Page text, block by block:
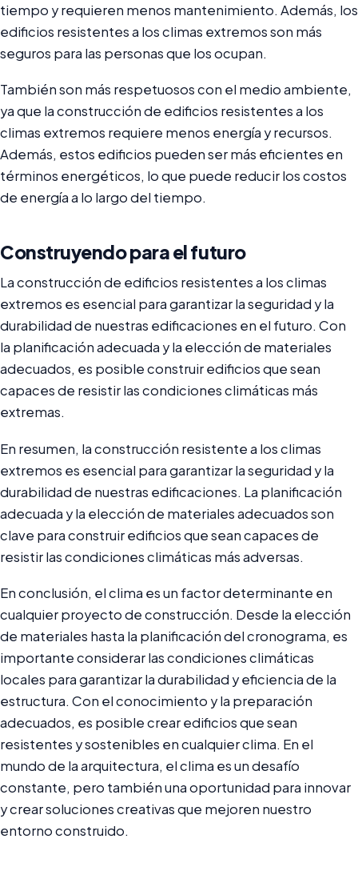
tiempo y requieren menos mantenimiento. Además, los
edificios resistentes a los climas extremos son más
seguros para las personas que los ocupan.
También son más respetuosos con el medio ambiente,
ya que la construcción de edificios resistentes a los
climas extremos requiere menos energía y recursos.
Además, estos edificios pueden ser más eficientes en
términos energéticos, lo que puede reducir los costos
de energía a lo largo del tiempo.
Construyendo para el futuro
La construcción de edificios resistentes a los climas
extremos es esencial para garantizar la seguridad y la
durabilidad de nuestras edificaciones en el futuro. Con
la planificación adecuada y la elección de materiales
adecuados, es posible construir edificios que sean
capaces de resistir las condiciones climáticas más
extremas.
En resumen, la construcción resistente a los climas
extremos es esencial para garantizar la seguridad y la
durabilidad de nuestras edificaciones. La planificación
adecuada y la elección de materiales adecuados son
clave para construir edificios que sean capaces de
resistir las condiciones climáticas más adversas.
En conclusión, el clima es un factor determinante en
cualquier proyecto de construcción. Desde la elección
de materiales hasta la planificación del cronograma, es
importante considerar las condiciones climáticas
locales para garantizar la durabilidad y eficiencia de la
estructura. Con el conocimiento y la preparación
adecuados, es posible crear edificios que sean
resistentes y sostenibles en cualquier clima. En el
mundo de la arquitectura, el clima es un desafío
constante, pero también una oportunidad para innovar
y crear soluciones creativas que mejoren nuestro
entorno construido.